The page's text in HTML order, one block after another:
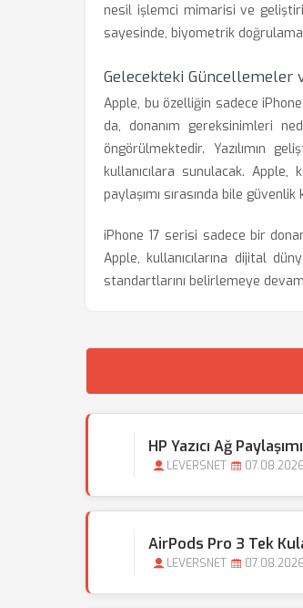
nesil işlemci mimarisi ve
sayesinde, biyometrik
Gelecekteki Güncellemeler
Apple, bu özelliğin sadece
da, donanım gereksinimleri
öngörülmektedir. Yazılımın
kullanıcılara sunulacak.
paylaşımı sırasında bile
iPhone 17 serisi sadece bir
Apple, kullanıcılarına dijital
standartlarını belirlemeye
HP Yazıcı Ağ
LEVERSNET 07.08.2026
AirPods Pro 3 Tek
LEVERSNET 07.08.2026